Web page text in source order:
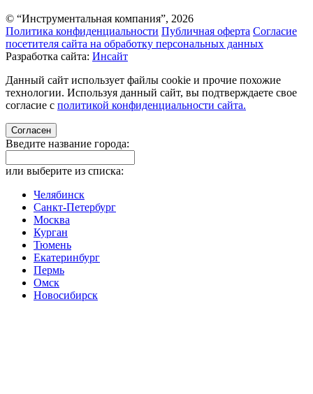
© “Инструментальная компания”, 2026
Политика конфиденциальности Публичная оферта Согласие
посетителя сайта на обработку персональных данных
Разработка сайта: Инсайт
Данный сайт использует файлы cookie и прочие похожие
технологии. Используя данный сайт, вы подтверждаете свое
согласие с политикой конфиденциальности сайта.
Согласен
Введите название города:
или выберите из списка:
Челябинск
Санкт-Петербург
Москва
Курган
Тюмень
Екатеринбург
Пермь
Омск
Новосибирск